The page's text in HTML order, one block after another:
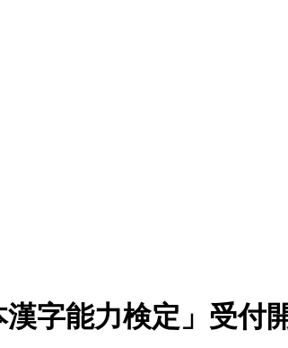
字能力検定」受付